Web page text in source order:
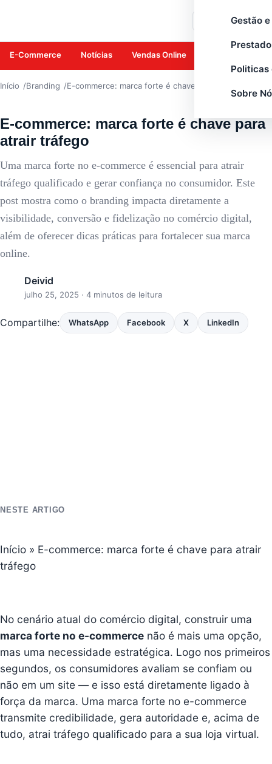
Gestão
Politicas
Sobre
E-Commerce Notícias Vendas Online
Início Branding E-commerce: marca forte é chave para atrair tráfego
E-commerce: marca forte é chave para
atrair tráfego
Uma marca forte no e-commerce é essencial para atrair
tráfego qualificado e gerar confiança no consumidor. Este
post mostra como o branding impacta diretamente a
visibilidade, conversão e fidelização no comércio digital,
além de oferecer dicas práticas para fortalecer sua marca
online.
Deivid
julho 25, 2025 · 4 minutos de leitura
Compartilhe: WhatsApp Facebook X LinkedIn
NESTE ARTIGO
Início » E-commerce: marca forte é chave para atrair
tráfego
No cenário atual do comércio digital, construir uma
marca forte no e-commerce não é mais uma opção,
mas uma necessidade estratégica. Logo nos primeiros
segundos, os consumidores avaliam se confiam ou
não em um site — e isso está diretamente ligado à
força da marca. Uma marca forte no e-commerce
transmite credibilidade, gera autoridade e, acima de
tudo, atrai tráfego qualificado para a sua loja virtual.